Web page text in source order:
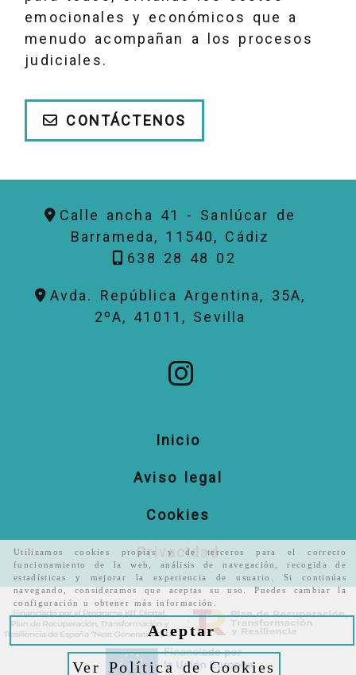
Utilizamos cookies propias y de terceros para el correcto
funcionamiento de la web, análisis de navegación, recogida de
estadísticas y mejorar la experiencia de usuario. Si continúas
navegando, consideramos que aceptas su uso. Puedes cambiar la
configuración u obtener más información.
Aceptar
Ver Política de Cookies
emocionales y económicos que a
menudo acompañan a los procesos
judiciales.
CONTÁCTENOS
Calle ancha 41 - Sanlúcar de
Barrameda, 11540, Cádiz
638 28 48 02
Avda. República Argentina, 35A,
2ºA, 41011, Sevilla
Inicio
Aviso legal
Cookies
Privacidad